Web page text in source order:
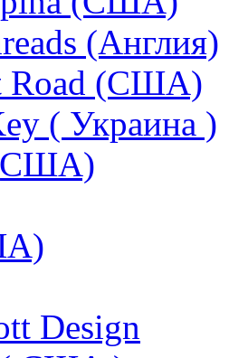
(Англия)
Road (США)
( Украина )
Design